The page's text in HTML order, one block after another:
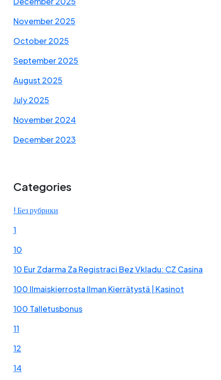
November 2025
October 2025
September 2025
August 2025
July 2025
November 2024
December 2023
Categories
! Без рубрики
1
10
10 Eur Zdarma Za Registraci Bez Vkladu: CZ Casina
100 Ilmaiskierrosta Ilman Kierrätystä | Kasinot
100 Talletusbonus
11
12
14